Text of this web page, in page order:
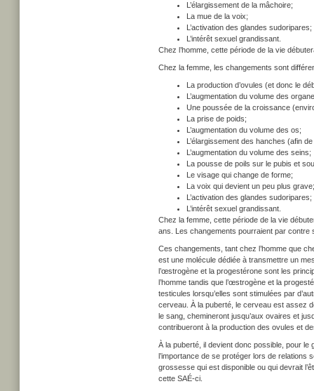
L’élargissement de la mâchoire;
La mue de la voix;
L’activation des glandes sudoripares;
L’intérêt sexuel grandissant.
Chez l’homme, cette période de la vie
Chez la femme, les changements sont
La production d’ovules (et donc le
L’augmentation du volume des
Une poussée de la croissance
La prise de poids;
L’augmentation du volume des os;
L’élargissement des hanches (afin
L’augmentation du volume des seins;
La pousse de poils sur le pubis et
Le visage qui change de forme;
La voix qui devient un peu plus grave;
L’activation des glandes sudoripares;
L’intérêt sexuel grandissant.
Chez la femme, cette période de la vie
ans. Les changements pourraient par contre
Ces changements, tant chez l’homme que
est une molécule dédiée à transmettre un
l’œstrogène et la progestérone sont les
l’homme tandis que l’œstrogène et la
testicules lorsqu’elles sont stimulées par
cerveau. À la puberté, le cerveau est assez
le sang, chemineront jusqu’aux ovaires et
contribueront à la production des ovules et
À la puberté, il devient donc possible, pour
l’importance de se protéger lors de relations
grossesse qui est disponible ou qui devrait
cette SAÉ-ci.